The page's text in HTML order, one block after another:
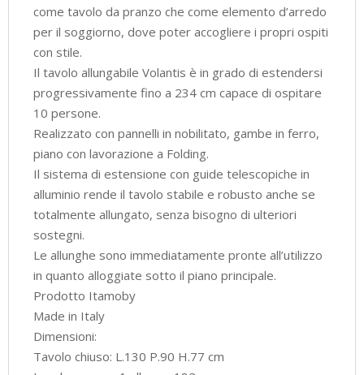
come tavolo da pranzo che come elemento d’arredo
per il soggiorno, dove poter accogliere i propri ospiti
con stile.
Il tavolo allungabile Volantis è in grado di estendersi
progressivamente fino a 234 cm capace di ospitare
10 persone.
Realizzato con pannelli in nobilitato, gambe in ferro,
piano con lavorazione a Folding.
Il sistema di estensione con guide telescopiche in
alluminio rende il tavolo stabile e robusto anche se
totalmente allungato, senza bisogno di ulteriori
sostegni.
Le allunghe sono immediatamente pronte all’utilizzo
in quanto alloggiate sotto il piano principale.
Prodotto Itamoby
Made in Italy
Dimensioni:
Tavolo chiuso: L.130 P.90 H.77 cm